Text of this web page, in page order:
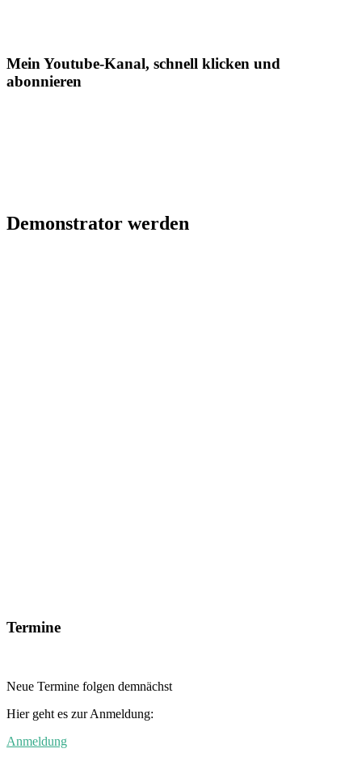
Mein Youtube-Kanal, schnell klicken und
abonnieren
Demonstrator werden
Termine
Neue Termine folgen demnächst
Hier geht es zur Anmeldung:
Anmeldung